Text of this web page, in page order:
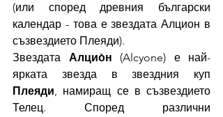
(или според древния български
календар - това е звездата Алцион в
съзвездието Плеяди).
Звездата Алцио̀н (Alcyone) е най-
Плеяди, намиращ се в съзвездието
Телец. Според различни